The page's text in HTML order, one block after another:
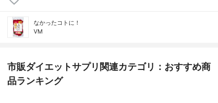
なかったコトに！
VM
市販ダイエットサプリ関連カテゴリ：おすすめ商
品ランキング